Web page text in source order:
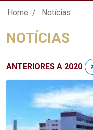
Notícias - Unicap
Home Notícias
NOTÍCIAS
ANTERIORES A 2020